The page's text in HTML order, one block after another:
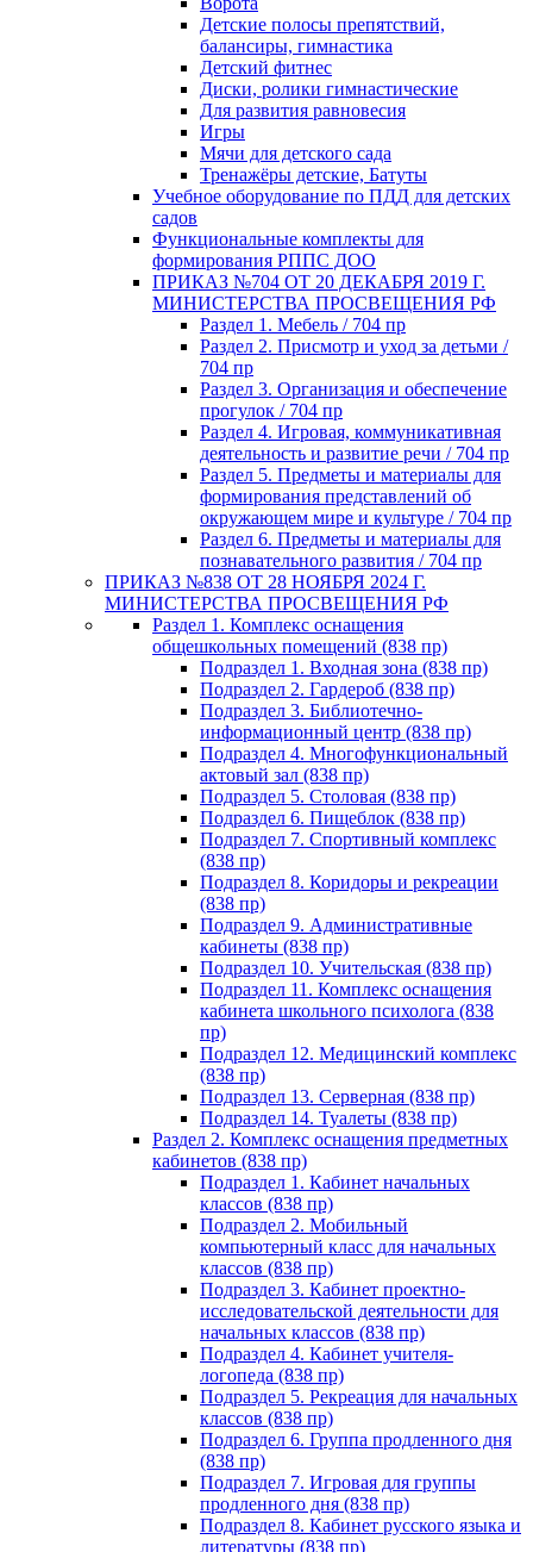
Детские полосы препятствий,
балансиры, гимнастика
Детский фитнес
Диски, ролики гимнастические
Для развития равновесия
Игры
Мячи для детского сада
Тренажёры детские, Батуты
Учебное оборудование по ПДД для детских
садов
Функциональные комплекты для
формирования РППС ДОО
ПРИКАЗ №704 ОТ 20 ДЕКАБРЯ 2019 Г.
МИНИСТЕРСТВА ПРОСВЕЩЕНИЯ РФ
Раздел 1. Мебель / 704 пр
Раздел 2. Присмотр и уход за детьми /
704 пр
Раздел 3. Организация и обеспечение
прогулок / 704 пр
Раздел 4. Игровая, коммуникативная
деятельность и развитие речи / 704 пр
Раздел 5. Предметы и материалы для
формирования представлений об
окружающем мире и культуре / 704 пр
Раздел 6. Предметы и материалы для
познавательного развития / 704 пр
ПРИКАЗ №838 ОТ 28 НОЯБРЯ 2024 Г.
МИНИСТЕРСТВА ПРОСВЕЩЕНИЯ РФ
Раздел 1. Комплекс оснащения
общешкольных помещений (838 пр)
Подраздел 1. Входная зона (838 пр)
Подраздел 2. Гардероб (838 пр)
Подраздел 3. Библиотечно-
информационный центр (838 пр)
Подраздел 4. Многофункциональный
актовый зал (838 пр)
Подраздел 5. Столовая (838 пр)
Подраздел 6. Пищеблок (838 пр)
Подраздел 7. Спортивный комплекс
(838 пр)
Подраздел 8. Коридоры и рекреации
(838 пр)
Подраздел 9. Административные
кабинеты (838 пр)
Подраздел 10. Учительская (838 пр)
Подраздел 11. Комплекс оснащения
кабинета школьного психолога (838
пр)
Подраздел 12. Медицинский комплекс
(838 пр)
Подраздел 13. Серверная (838 пр)
Подраздел 14. Туалеты (838 пр)
Раздел 2. Комплекс оснащения предметных
кабинетов (838 пр)
Подраздел 1. Кабинет начальных
классов (838 пр)
Подраздел 2. Мобильный
компьютерный класс для начальных
классов (838 пр)
Подраздел 3. Кабинет проектно-
исследовательской деятельности для
начальных классов (838 пр)
Подраздел 4. Кабинет учителя-
логопеда (838 пр)
Подраздел 5. Рекреация для начальных
классов (838 пр)
Подраздел 6. Группа продленного дня
(838 пр)
Подраздел 7. Игровая для группы
продленного дня (838 пр)
Подраздел 8. Кабинет русского языка и
литературы (838 пр)